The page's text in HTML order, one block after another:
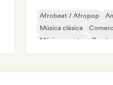
Afrobeat / Afropop
Música clásica
Música country
Pop